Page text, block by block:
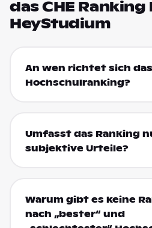
das CHE Ranking
HeyStudium
An wen richtet sich das
Hochschulranking?
Umfasst das Ranking
subjektive Urteile?
Warum gibt es keine
nach „bester“ und